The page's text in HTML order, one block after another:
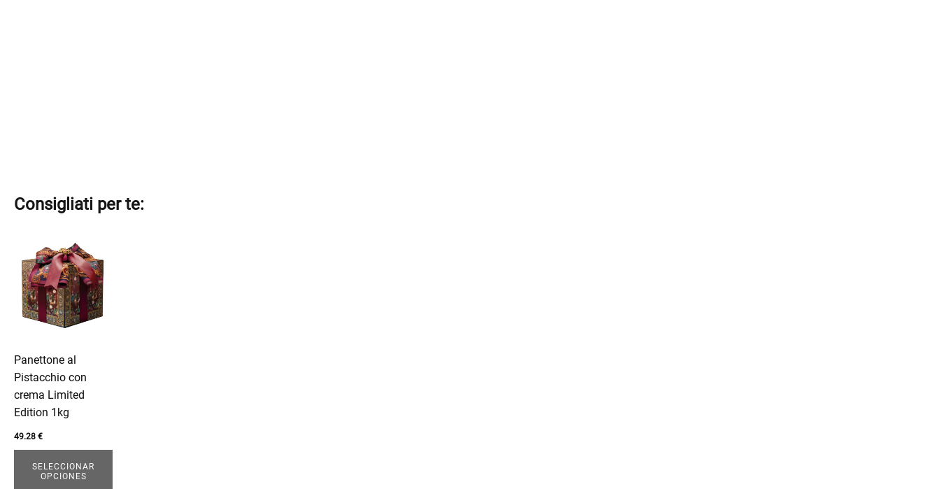
Consigliati per te:
Panettone al
Pistacchio con
crema Limited
Edition 1kg
49.28 €
SELECCIONAR
OPCIONES
producto
tiene
múltiples
variantes.
se
pueden
elegir
en
la
página